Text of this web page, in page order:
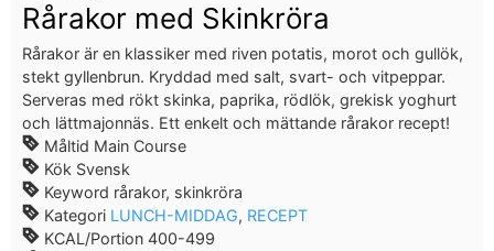
Rårakor med Skinkröra
Rårakor är en klassiker med riven potatis, morot och gullök,
stekt gyllenbrun. Kryddad med salt, svart- och vitpeppar.
Serveras med rökt skinka, paprika, rödlök, grekisk yoghurt
och lättmajonnäs. Ett enkelt och mättande rårakor recept!
Måltid Main Course
Kök Svensk
Keyword rårakor, skinkröra
Kategori LUNCH-MIDDAG, RECEPT
KCAL/Portion 400-499